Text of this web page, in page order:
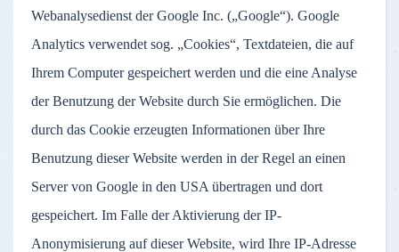
Webanalysedienst der Google Inc. („Google“). Google
Analytics verwendet sog. „Cookies“, Textdateien, die auf
Ihrem Computer gespeichert werden und die eine Analyse
der Benutzung der Website durch Sie ermöglichen. Die
durch das Cookie erzeugten Informationen über Ihre
Benutzung dieser Website werden in der Regel an einen
Server von Google in den USA übertragen und dort
gespeichert. Im Falle der Aktivierung der IP-
Anonymisierung auf dieser Website, wird Ihre IP-Adresse